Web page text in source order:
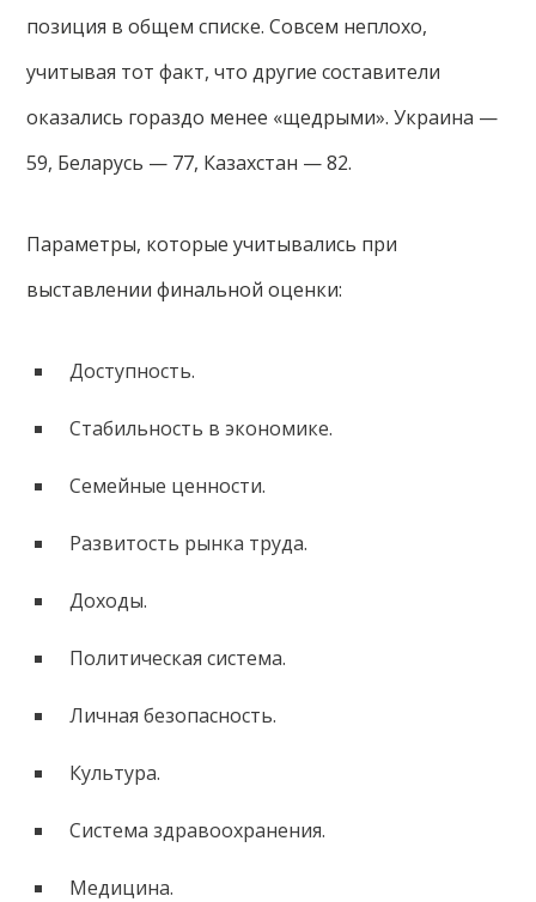
позиция в общем списке. Совсем неплохо,
учитывая тот факт, что другие составители
оказались гораздо менее «щедрыми». Украина —
59, Беларусь — 77, Казахстан — 82.
Параметры, которые учитывались при
выставлении финальной оценки:
Доступность.
Стабильность в экономике.
Семейные ценности.
Развитость рынка труда.
Доходы.
Политическая система.
Личная безопасность.
Культура.
Система здравоохранения.
Медицина.